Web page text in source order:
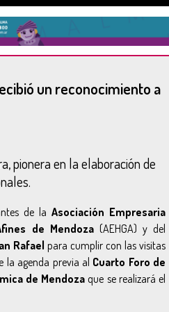
un reconocimiento a
pionera en la elaboración de
de la Asociación Empresaria
de Mendoza(AEHGA) y del
Rafael para cumplir con las visitas
la agenda previa al Cuarto Foro de
de Mendoza que se realizará el